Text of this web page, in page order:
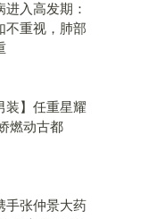
进入高发期：
不重视，肺部
装】任重星耀
燃动古都
手张仲景大药